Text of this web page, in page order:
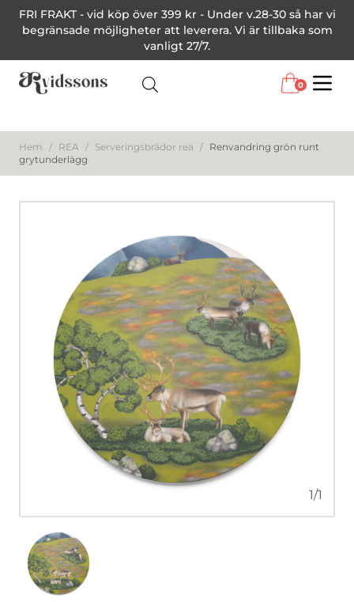
FRI FRAKT - vid köp över 399 kr - Under v.28-30 så har vi
begränsade möjligheter att leverera. Vi är tillbaka som
vanligt 27/7.
0
Hem / REA / Serveringsbrädor rea / Renvandring grön runt
grytunderlägg
1/1